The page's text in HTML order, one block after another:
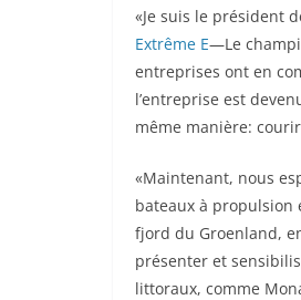
«Je suis le président
Extrême E—Le
entreprises ont en
l’entreprise est
même manière:
«Maintenant, nous
bateaux à propulsion
fjord du Groenland,
présenter et
littoraux, comme